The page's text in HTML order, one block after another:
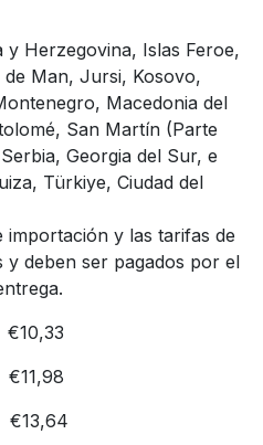
Herzegovina, Islas Feroe,
Man, Jursi, Kosovo,
Macedonia del
San Martín (Parte
Georgia del Sur, e
Türkiye, Ciudad del
importación y las tarifas de
y deben ser pagados por el
​€10,33
​​€​11,98
​€13,64